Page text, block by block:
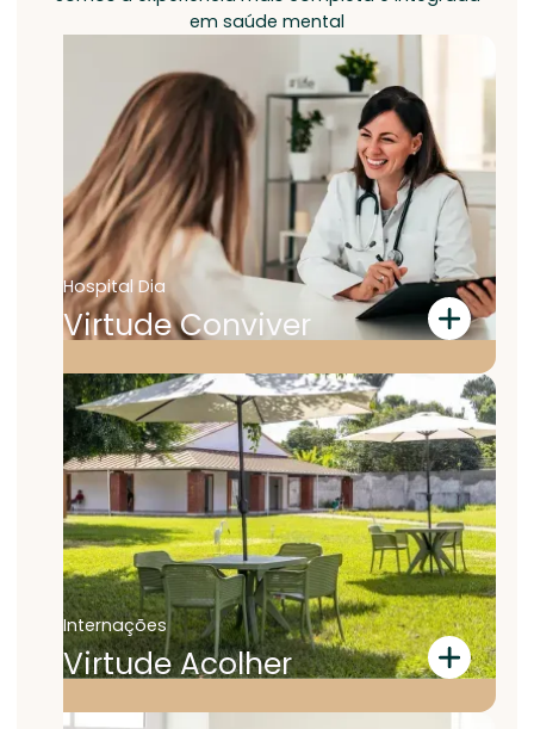
em saúde mental
Hospital Dia
Virtude Conviver
Cuidado diário, integral e multidisciplinar.
Seu local de consultas, exames e
tratamentos completos, com métodos
humanizados e profissionais acolhedores. A
melhor estrutura e o melhor atendimento
para ser o seu lugar ideal de bem-estar e
qualidade de vida.
Internações
Virtude Acolher